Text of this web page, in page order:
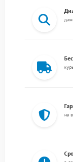
на